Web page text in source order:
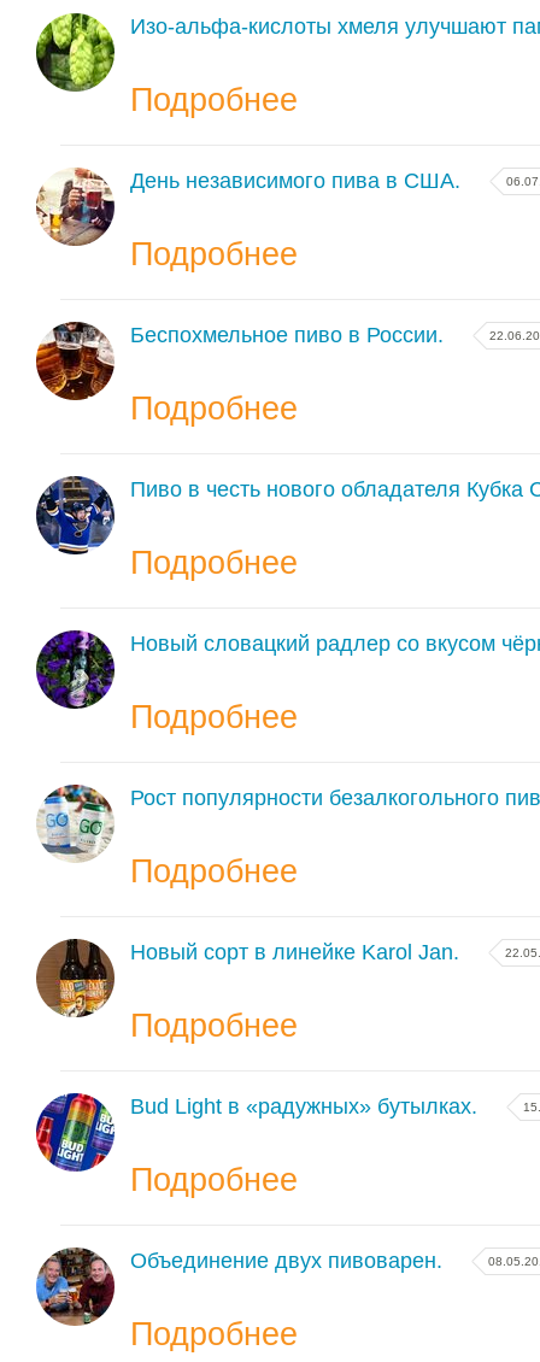
Изо-альфа-кислоты хмеля улучшают
Подробнее
День независимого пива в США.
Подробнее
Беспохмельное пиво в России.
Подробнее
Пиво в честь нового обладателя Кубка
Подробнее
Новый словацкий радлер со вкусом
Подробнее
Рост популярности безалкогольного
Подробнее
Новый сорт в линейке Karol Jan.
Подробнее
Bud Light в «радужных» бутылках.
Подробнее
Объединение двух пивоварен.
Подробнее